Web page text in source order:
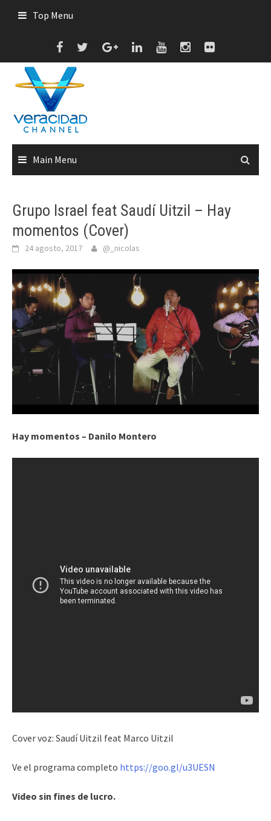
Top Menu
Main Menu
Grupo Israel feat Saudí Uitzil – Hay
momentos (Cover)
24 agosto, 2017 @_nicolas
Hay momentos – Danilo Montero
Cover voz: Saudí Uitzil feat Marco Uitzil
Ve el programa completo https://goo.gl/u3UESN
Video sin fines de lucro.